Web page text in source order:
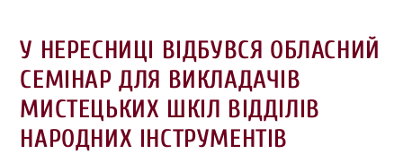
У НЕРЕСНИЦІ ВІДБУВСЯ ОБЛАСНИЙ
СЕМІНАР ДЛЯ ВИКЛАДАЧІВ
МИСТЕЦЬКИХ ШКІЛ ВІДДІЛІВ
НАРОДНИХ ІНСТРУМЕНТІВ